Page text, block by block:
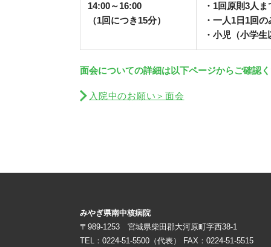
14:00～16:00
（1回につき15分）
・1回原則3人ま
・一人1日1回の
・小児（小学
面会についての詳細は以下ページからご確認
入院中のお願い＞面会
みやぎ県南中核病院
〒989-1253 宮城県柴田郡大河原町字西38-1
TEL：0224-51-5500（代表） FAX：0224-51-5515